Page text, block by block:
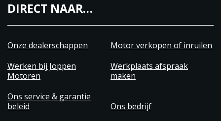
DIRECT NAAR…
Onze dealerschappen
Motor verkopen of inruilen
Werken bij Joppen
Motoren
Werkplaats afspraak
maken
Ons service & garantie
beleid
Ons bedrijf